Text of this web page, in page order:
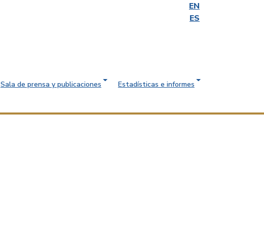
EN
ES
Sala de prensa y publicaciones
Estadísticas e informes